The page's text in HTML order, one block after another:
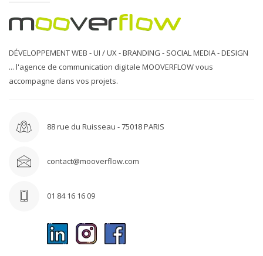
DÉVELOPPEMENT WEB - UI / UX - BRANDING - SOCIAL MEDIA - DESIGN
... l'agence de communication digitale MOOVERFLOW vous
accompagne dans vos projets.
88 rue du Ruisseau - 75018 PARIS
contact@mooverflow.com
01 84 16 16 09